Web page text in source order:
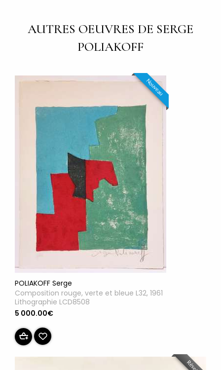
AUTRES OEUVRES DE SERGE
POLIAKOFF
Nouveau
POLIAKOFF Serge
Composition rouge, verte et bleue L32, 1961
Lithographie LCD8508
5 000.00€